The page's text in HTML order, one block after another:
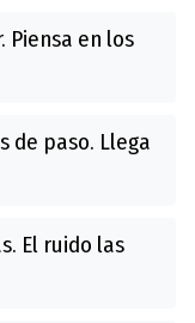
Piensa en los
de paso. Llega
El ruido las